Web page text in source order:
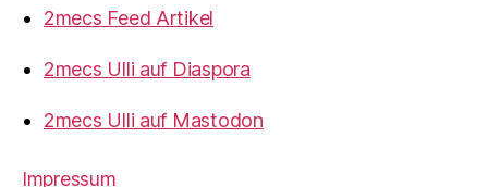
2mecs Feed Artikel
2mecs Ulli auf Diaspora
2mecs Ulli auf Mastodon
Impressum